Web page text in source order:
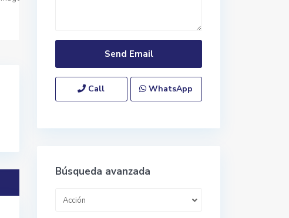
Call WhatsApp
Búsqueda avanzada
Acción